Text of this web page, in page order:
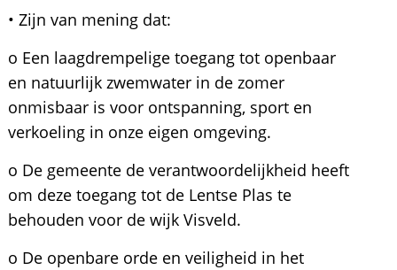
• Zijn van mening dat:
o Een laagdrempelige toegang tot openbaar
en natuurlijk zwemwater in de zomer
onmisbaar is voor ontspanning, sport en
verkoeling in onze eigen omgeving.
o De gemeente de verantwoordelijkheid heeft
om deze toegang tot de Lentse Plas te
behouden voor de wijk Visveld.
o De openbare orde en veiligheid in het